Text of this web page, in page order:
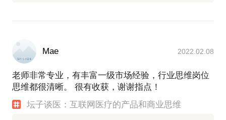
Mae 2022.02.08
老师非常专业，有丰富一级市场经验，行业思维岗位
思维都很清晰。 很有收获，谢谢指点！
坛子谈医：互联网医疗的产品和商业思维